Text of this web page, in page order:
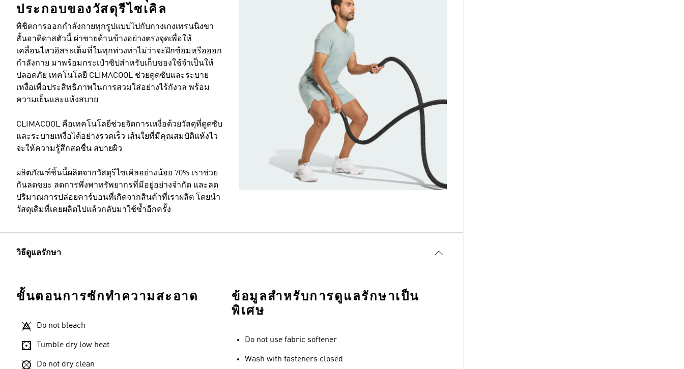
ประกอบของวัสดุรีไซเคิล
พิชิตการออกกำลังกายทุกรูปแบบไปกับกางเกงเทรนนิงขา
สั้นอาดิดาสตัวนี้ ผ่าชายด้านข้างอย่างตรงจุดเพื่อให้
เคลื่อนไหวอิสระเต็มที่ในทุกท่วงท่าไม่ว่าจะฝึกซ้อมหรือออก
กำลังกาย มาพร้อมกระเป๋าซิปสำหรับเก็บของใช้จำเป็นให้
ปลอดภัย เทคโนโลยี CLIMACOOL ช่วยดูดซับและระบาย
เหงื่อเพื่อประสิทธิภาพในการสวมใส่อย่างไร้กังวล พร้อม
ความเย็นและแห้งสบาย
CLIMACOOL คือเทคโนโลยีช่วยจัดการเหงื่อด้วยวัสดุที่ดูดซับ
และระบายเหงื่อได้อย่างรวดเร็ว เส้นใยที่มีคุณสมบัติแห้งไว
จะให้ความรู้สึกสดชื่น สบายผิว
ผลิตภัณฑ์ชิ้นนี้ผลิตจากวัสดุรีไซเคิลอย่างน้อย 70% เราช่วย
กันลดขยะ ลดการพึ่งพาทรัพยากรที่มีอยู่อย่างจำกัด และลด
ปริมาณการปล่อยคาร์บอนที่เกิดจากสินค้าที่เราผลิต โดยนำ
วัสดุเดิมที่เคยผลิตไปแล้วกลับมาใช้ซ้ำอีกครั้ง
วิธีดูแลรักษา
ขั้นตอนการซักทำความสะอาด
Do not bleach
Tumble dry low heat
Do not dry clean
ข้อมูลสำหรับการดูแลรักษาเป็น
พิเศษ
Do not use fabric softener
Wash with fasteners closed